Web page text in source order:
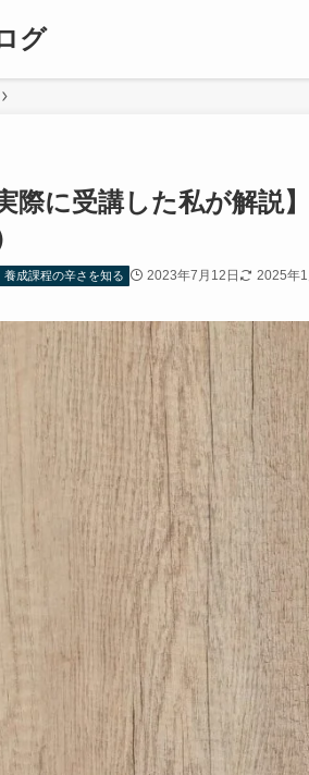
グ
実際に受講した私が解説
養成課程の辛さを知る 2023年7月12日 2025年1